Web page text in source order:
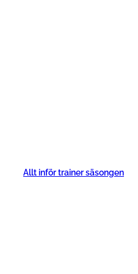
Allt inför trainer säsongen